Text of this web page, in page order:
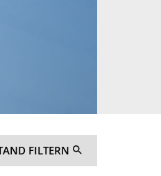
FILTERN